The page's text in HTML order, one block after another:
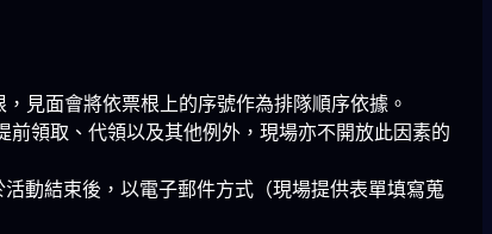
見面會將依票根上的序號作為排隊順序依據。
領取、代領以及其他例外，現場亦不開放此因素的
動結束後，以電子郵件方式（現場提供表單填寫蒐